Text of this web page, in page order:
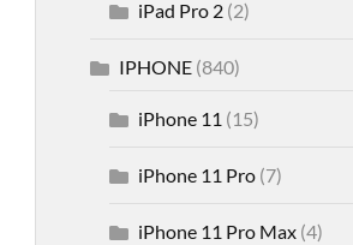
iPad Pro 2(2)
IPHONE(840)
iPhone 11 (15)
iPhone 11 Pro(7)
iPhone 11 Pro Max(4)